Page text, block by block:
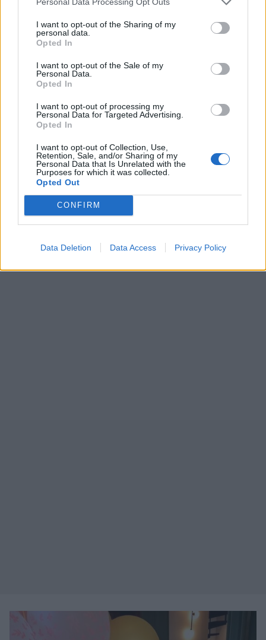
I want to opt-out of the Sharing of my
personal data.
Opted In
I want to opt-out of the Sale of my
Personal Data.
Opted In
I want to opt-out of processing my
Personal Data for Targeted Advertising.
Opted In
I want to opt-out of Collection, Use,
Retention, Sale, and/or Sharing of my
Personal Data that Is Unrelated with the
Purposes for which it was collected.
Opted Out
CONFIRM
Data Deletion Data Access Privacy Policy
Photo 3/7
Την ώρα του μυστηρίου.